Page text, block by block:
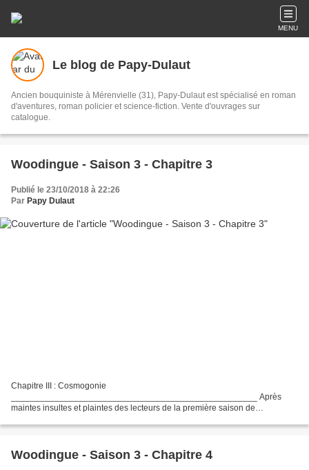
MENU
Le blog de Papy-Dulaut
Ancien bouquiniste à Mérenvielle (31), Papy-Dulaut est spécialisé en roman
d'aventures, roman policier et science-fiction. Vente d'ouvrages sur
catalogue.
Woodingue - Saison 3 - Chapitre 3
Publié le 23/10/2018 à 22:26
Par Papy Dulaut
Chapitre III : Cosmogonie
___________________________________________________ Après
maintes insultes et plaintes des lecteurs de la première saison de
que trou vu de profil. (J'ai...
Woodingue - Saison 3 - Chapitre 4